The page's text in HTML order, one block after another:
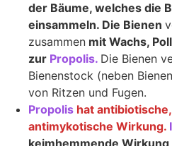
der Bäume, welches die
einsammeln. Die Bienen
zusammen mit Wachs,
zur Propolis. Die Bienen
Bienenstock (neben
von Ritzen und Fugen.
Propolis hat
antimykotische Wirkung.